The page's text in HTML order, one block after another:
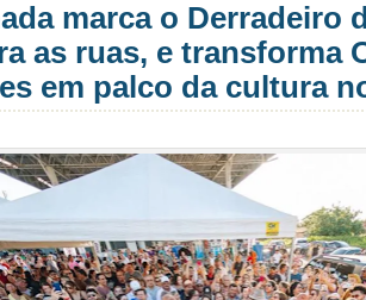
marca o Derradeiro
as ruas, e transforma
em palco da cultura